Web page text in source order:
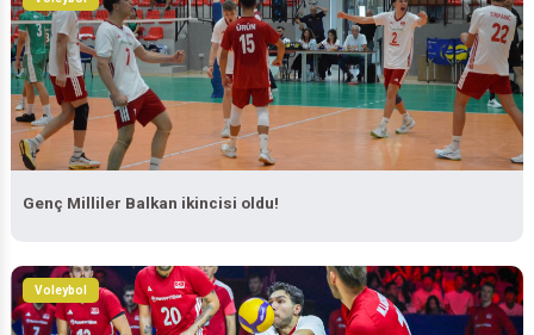
Genç Milliler Balkan ikincisi oldu!
Voleybol